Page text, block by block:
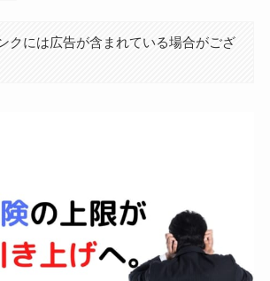
クには広告が含まれている場合がござ